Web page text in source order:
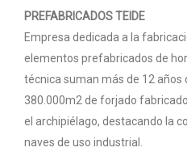
PREFABRICADOS TEIDE
Empresa dedicada a la
elementos prefabricados de
técnica suman más de 12 años
380.000m2 de forjado
el archipiélago, destacando la
naves de uso industrial.